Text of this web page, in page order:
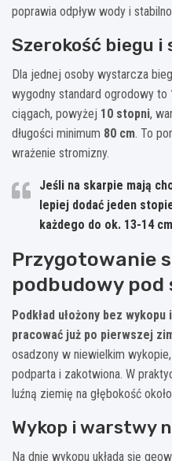
poprawia odpływ wody i
Szerokość biegu i
Dla jednej osoby wystarcza
wygodny standard ogrodowy to
ciągach, powyżej 10 stopni,
długości minimum 80 cm. To
wrażenie stromizny.
Jeśli na skarpie mają
lepiej dodać jeden
każdego do ok. 13-14 cm
Przygotowanie
podbudowy pod
Podkład ułożony bez
pracować już po pierwszej
osadzony w niewielkim
podparta i zakotwiona. W
luźną ziemię na głębokość około
Wykop i warstwy
Na dnie wykopu układa się